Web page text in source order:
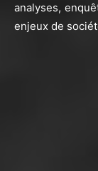
analyses,
enjeux de